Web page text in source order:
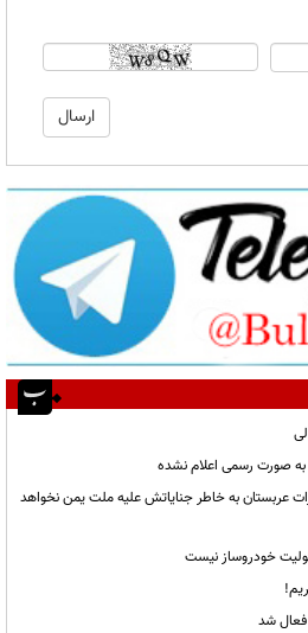
به صورت رسمی اعلام نشده
عربستان به خاطر جنایاتش علیه ملت یمن نخواهد
خودروساز نیست
فعال شد